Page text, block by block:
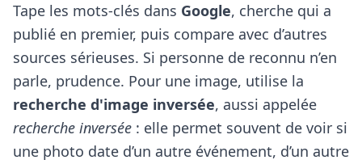
Tape les mots-clés dans Google, cherche qui a
publié en premier, puis compare avec d’autres
sources sérieuses. Si personne de reconnu n’en
parle, prudence. Pour une image, utilise la
recherche d'image inversée, aussi appelée
recherche inversée : elle permet souvent de voir si
une photo date d’un autre événement, d’un autre